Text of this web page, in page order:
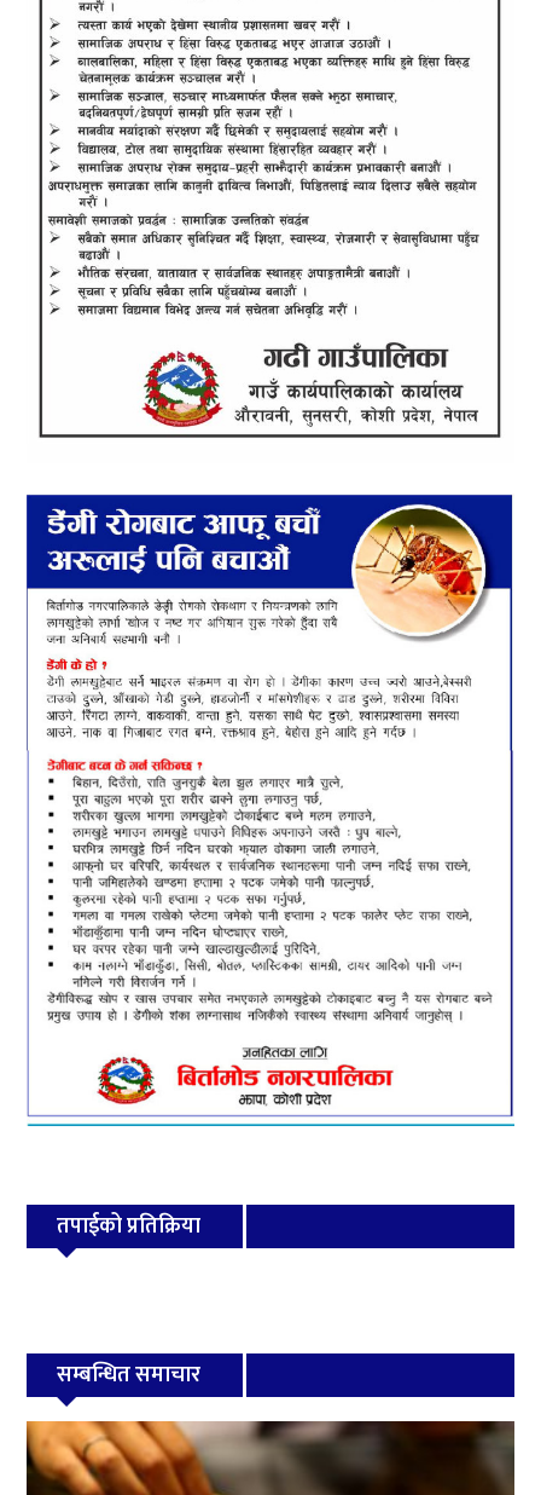
तपाईको प्रतिक्रिया
सम्बन्धित समाचार